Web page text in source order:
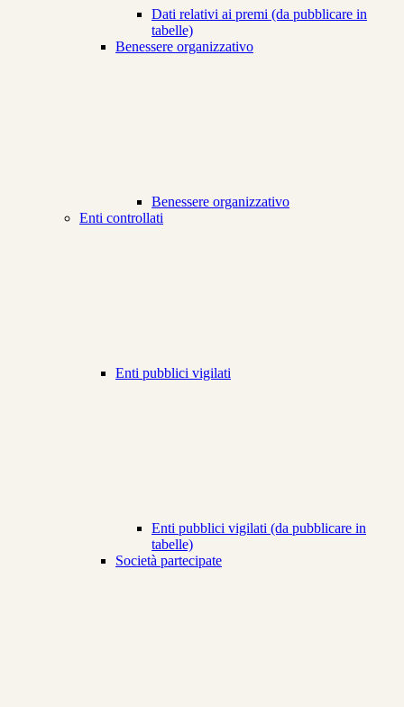
Dati relativi ai premi (da pubblicare in
tabelle)
Benessere organizzativo
Benessere organizzativo
Enti controllati
Enti pubblici vigilati
Enti pubblici vigilati (da pubblicare in
tabelle)
Società partecipate